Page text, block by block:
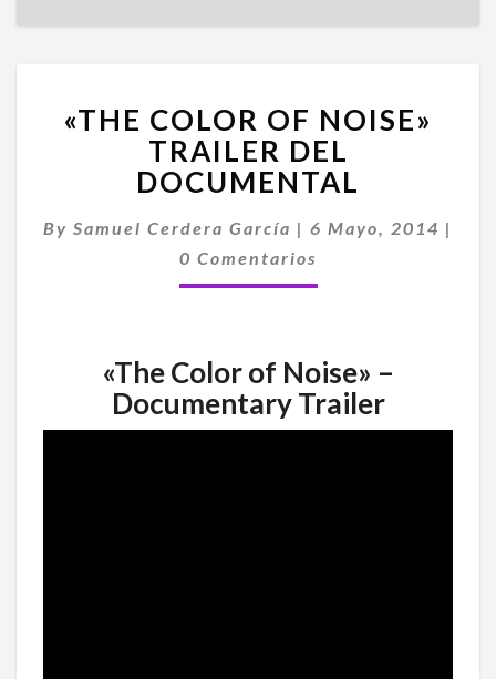
COLOR
OF
NOISE»
TRAILER
DOCUMENTAL
«THE COLOR OF NOISE»
TRAILER DEL
DOCUMENTAL
By Samuel Cerdera García | 6 Mayo, 2014 |
Comentarios
0 Comentarios
«The Color of Noise» –
Documentary Trailer